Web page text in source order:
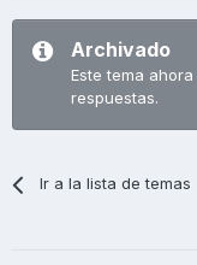
Archivado
Este tema
respuestas.
Ir a la lista de temas